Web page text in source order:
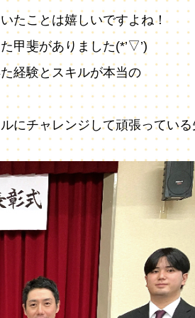
たことは嬉しいですよね！
甲斐がありました(*’▽’)
経験とスキルが本当の
にチャレンジして頑張っている